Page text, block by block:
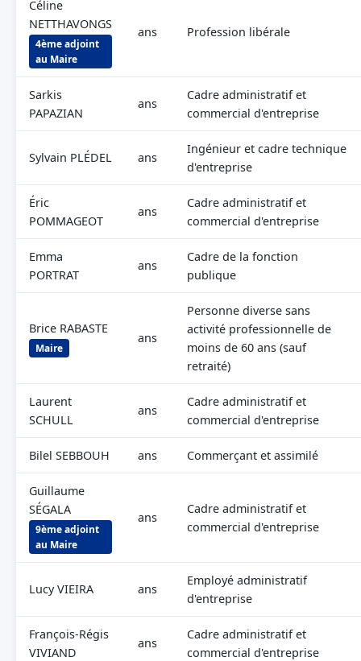
Céline
NETTHAVONGS
4ème adjoint
au Maire
ans Profession libérale
Sarkis
PAPAZIAN
ans
Cadre administratif et
commercial d'entreprise
Sylvain PLÉDEL ans
Ingénieur et cadre technique
d'entreprise
Éric
POMMAGEOT
ans
Cadre administratif et
commercial d'entreprise
Emma
PORTRAT
ans
Cadre de la fonction
publique
Brice RABASTE
Maire
ans
Personne diverse sans
activité professionnelle de
moins de 60 ans (sauf
retraité)
Laurent
SCHULL
ans
Cadre administratif et
commercial d'entreprise
Bilel SEBBOUH ans Commerçant et assimilé
Guillaume
SÉGALA
9ème adjoint
au Maire
ans
Cadre administratif et
commercial d'entreprise
Lucy VIEIRA ans
Employé administratif
d'entreprise
François-Régis
VIVIAND
ans
Cadre administratif et
commercial d'entreprise